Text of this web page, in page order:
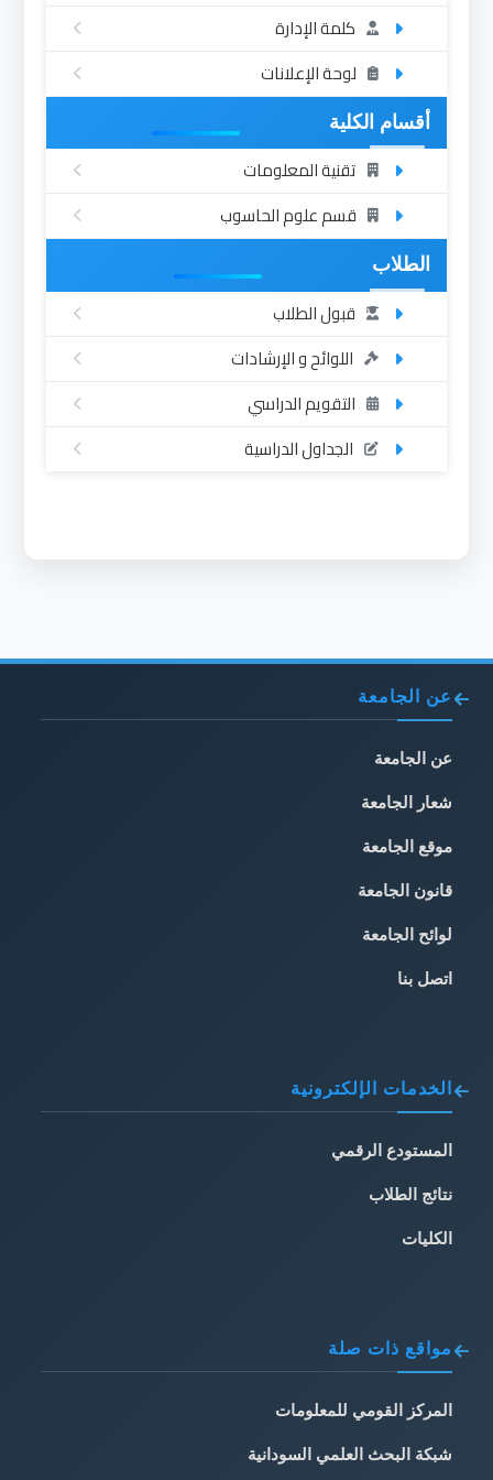
كلمة الإدارة
لوحة الإعلانات
أقسام الكلية
تقنية المعلومات
قسم علوم الحاسوب
الطلاب
قبول الطلاب
اللوائح و الإرشادات
التقويم الدراسي
الجداول الدراسية
عن الجامعة
عن الجامعة
شعار الجامعة
موقع الجامعة
قانون الجامعة
لوائح الجامعة
اتصل بنا
الخدمات الإلكترونية
المستودع الرقمي
نتائج الطلاب
الكليات
مواقع ذات صلة
المركز القومي للمعلومات
شبكة البحث العلمي السودانية